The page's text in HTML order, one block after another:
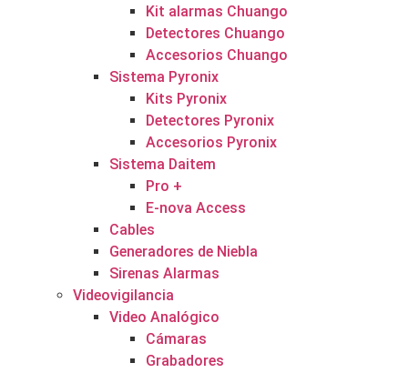
Kit alarmas Chuango
Detectores Chuango
Accesorios Chuango
Sistema Pyronix
Kits Pyronix
Detectores Pyronix
Accesorios Pyronix
Sistema Daitem
Pro +
E-nova Access
Cables
Generadores de Niebla
Sirenas Alarmas
Videovigilancia
Video Analógico
Cámaras
Grabadores